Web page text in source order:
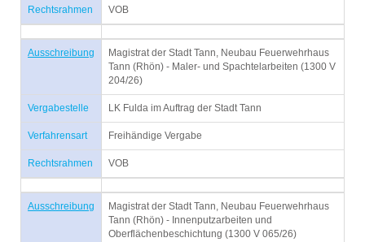
Rechtsrahmen VOB
Ausschreibung
Magistrat der Stadt Tann, Neubau Feuerwehrhaus
Tann (Rhön) - Maler- und Spachtelarbeiten (1300 V
204/26)
Vergabestelle LK Fulda im Auftrag der Stadt Tann
Verfahrensart Freihändige Vergabe
Rechtsrahmen VOB
Ausschreibung
Magistrat der Stadt Tann, Neubau Feuerwehrhaus
Tann (Rhön) - Innenputzarbeiten und
Oberflächenbeschichtung (1300 V 065/26)